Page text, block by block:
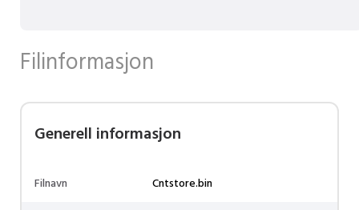
Filinformasjon
Generell informasjon
Filnavn
Cntstore.bin